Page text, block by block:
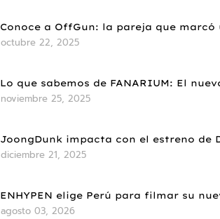
Conoce a OffGun: la pareja que
octubre 22, 2025
Lo que sabemos de FANARIUM: El
noviembre 25, 2025
JoongDunk impacta con el estreno de
diciembre 21, 2025
ENHYPEN elige Perú para filmar su
agosto 03, 2026